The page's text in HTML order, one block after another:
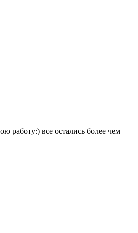
работу:) все остались более чем